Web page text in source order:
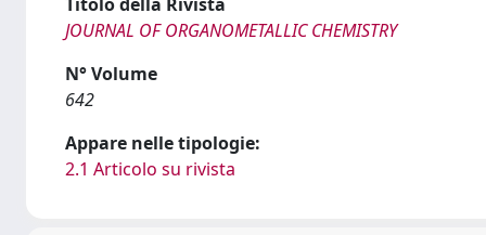
JOURNAL OF ORGANOMETALLIC CHEMISTRY
N° Volume
642
Appare nelle tipologie:
2.1 Articolo su rivista